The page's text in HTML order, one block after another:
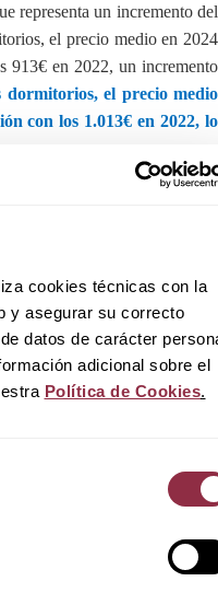
cookies técnicas con la
y asegurar su correcto
datos de carácter
adicional sobre el
Política de Cookies.
representa un incremento del
el precio medio en 2024
913€ en 2022, un incremento
dormitorios, el precio medio
con los 1.013€ en 2022, lo
variaciones a la baja
a los 965€ en 2022, lo que
de 1.239€, en comparación
del 15%. Para las viviendas
es de 1.495€ en 2024, en
que supone una disminución
to Rent:
to Rent en España está
y maduración, con un